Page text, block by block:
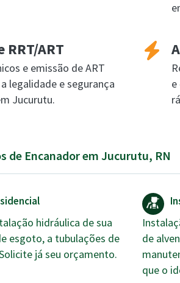
RRT/ART
e emissão de ART
legalidade e segurança
Jucurutu.
de Encanador em Jucurutu, RN
hidráulica de sua
esgoto, a tubulações de
já seu orçamento.
de
que o